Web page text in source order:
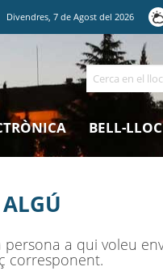
Divendres,7 deAgost del2026
Cerca
BELL-
a qui voleu
corresponent.